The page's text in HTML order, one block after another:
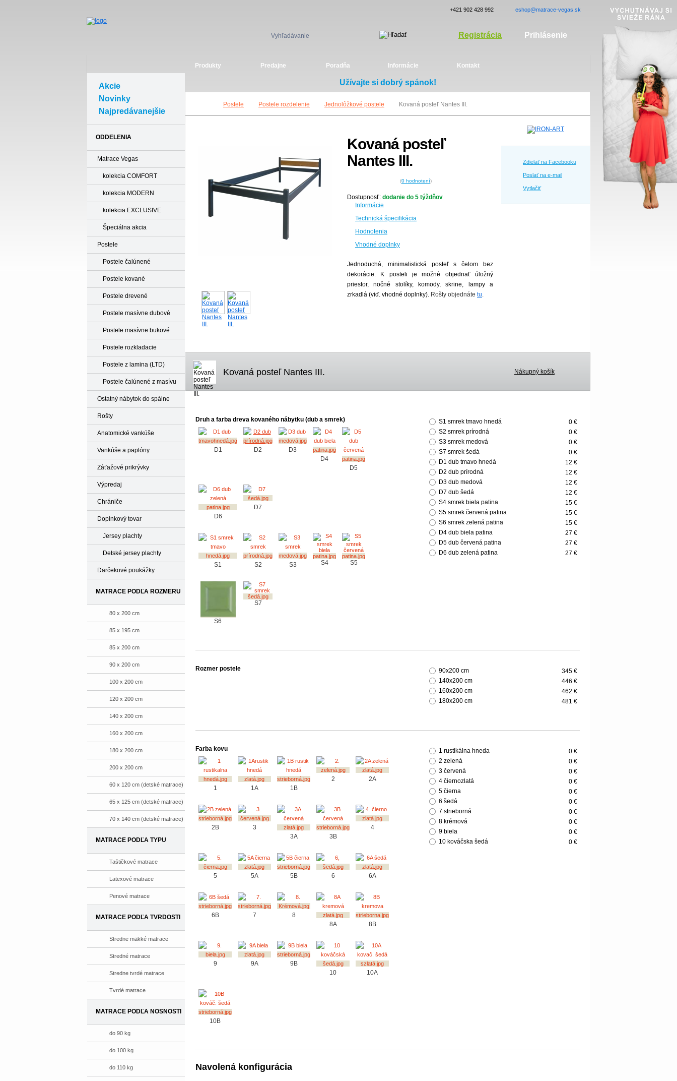
Užívajte si dobrý spánok!
Postele Postele rozdelenie Jednolôžkové postele Kovaná posteľ Nantes III.
Kovaná posteľ
Nantes III.
(0 hodnotení)
Dostupnosť: dodanie do 5 týždňov
Informácie
Technická špecifikácia
Hodnotenia
Vhodné doplnky
Jednoduchá, minimalistická posteľ s čelom bez
dekorácie. K posteli je možné objednať úložný
priestor, nočné stolíky, komody, skrine, lampy a
zrkadlá (viď. vhodné doplnky). Rošty objednáte tu.
Zdielať na Facebooku
Poslať na e-mail
Vytlačiť
Kovaná posteľ Nantes III. Nákupný košík
Druh a farba dreva kovaného nábytku (dub a smrek)
D1 D2
D3
D4
D5
D6
D7
S1 S2 S3 S4 S5
S6
S7
S1 smrek tmavo hnedá
0 €
S2 smrek prírodná
0 €
S3 smrek medová
0 €
S7 smrek šedá
0 €
D1 dub tmavo hnedá
12 €
D2 dub prírodná
12 €
D3 dub medová
12 €
D7 dub šedá
12 €
S4 smrek biela patina
15 €
S5 smrek červená patina
15 €
S6 smrek zelená patina
15 €
D4 dub biela patina
27 €
D5 dub červená patina
27 €
D6 dub zelená patina
27 €
Rozmer postele 90x200 cm
345 €
140x200 cm
446 €
160x200 cm
462 €
180x200 cm
481 €
Farba kovu
1 1A 1B
2 2A
2B
3
3A
3B
4
5 5A 5B 6 6A
6B 7
8
8A
8B
9 9A
9B
10
10A
10B
1 rustikálna hneda
0 €
2 zelená
0 €
3 červená
0 €
4 čiernozlatá
0 €
5 čierna
0 €
6 šedá
0 €
7 strieborná
0 €
8 krémová
0 €
9 biela
0 €
10 kováčska šedá
0 €
Navolená konfigurácia
Akcie
Novinky
Najpredávanejšie
ODDELENIA
Matrace Vegas
kolekcia COMFORT
kolekcia MODERN
kolekcia EXCLUSIVE
Špeciálna akcia
Postele
Postele čalúnené
Postele kované
Postele drevené
Postele masívne dubové
Postele masívne bukové
Postele rozkladacie
Postele z lamina (LTD)
Postele čalúnené z masívu
Ostatný nábytok do spálne
Rošty
Anatomické vankúše
Vankúše a paplóny
Záťažové prikrývky
Výpredaj
Chrániče
Doplnkový tovar
Jersey plachty
Detské jersey plachty
Darčekové poukážky
MATRACE PODĽA ROZMERU
80 x 200 cm
85 x 195 cm
85 x 200 cm
90 x 200 cm
100 x 200 cm
120 x 200 cm
140 x 200 cm
160 x 200 cm
180 x 200 cm
200 x 200 cm
60 x 120 cm (detské matrace)
65 x 125 cm (detské matrace)
70 x 140 cm (detské matrace)
MATRACE PODĽA TYPU
Taštičkové matrace
Latexové matrace
Penové matrace
MATRACE PODĽA TVRDOSTI
Stredne mäkké matrace
Stredné matrace
Stredne tvrdé matrace
Tvrdé matrace
MATRACE PODĽA NOSNOSTI
do 90 kg
do 100 kg
do 110 kg
+421 902 428 992 eshop@matrace-vegas.sk
Vyhľadávanie Registrácia Prihlásenie
Produkty Predajne Poradňa Informácie Kontakt